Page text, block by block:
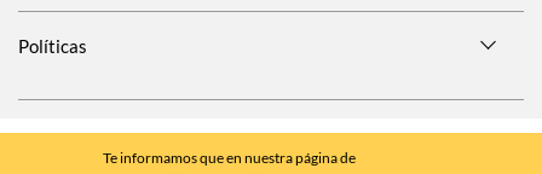
Te informamos que en nuestra página de
Políticas